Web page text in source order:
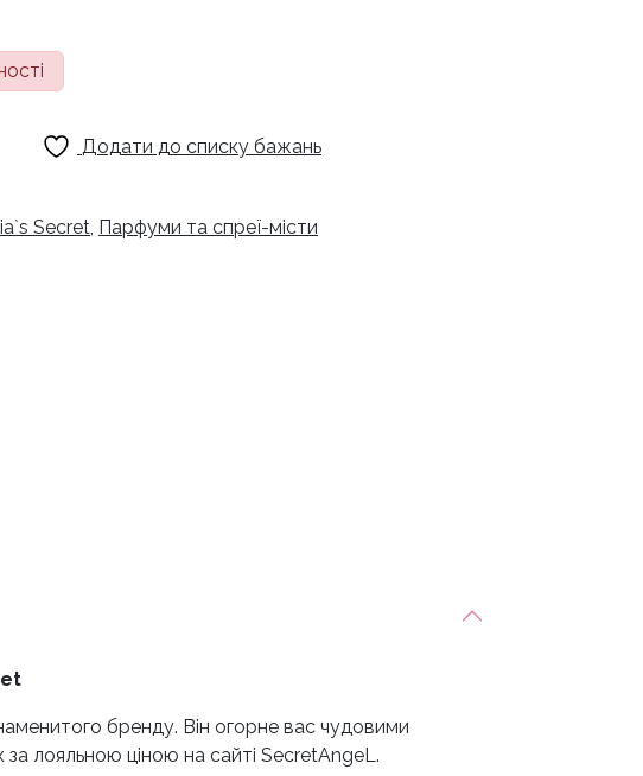
Додати до списку бажань
Secret, Парфуми та спреї-місти
бренду. Він огорне вас чудовими
лояльною ціною на сайті SecretAngeL.